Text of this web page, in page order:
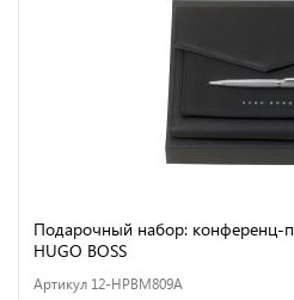
Подарочный набор: конференц-
HUGO BOSS
Артикул 12-HPBM809A